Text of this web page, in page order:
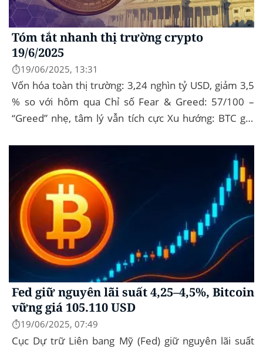
Tóm tắt nhanh thị trường crypto
19/6/2025
⏱️19/06/2025, 13:31
Vốn hóa toàn thị trường: 3,24 nghìn tỷ USD, giảm 3,5
% so với hôm qua Chỉ số Fear & Greed: 57/100 –
“Greed” nhẹ, tâm lý vẫn tích cực Xu hướng: BTC giữ
Fed giữ nguyên lãi suất 4,25–4,5%, Bitcoin
vững giá 105.110 USD
⏱️19/06/2025, 07:49
Cục Dự trữ Liên bang Mỹ (Fed) giữ nguyên lãi suất